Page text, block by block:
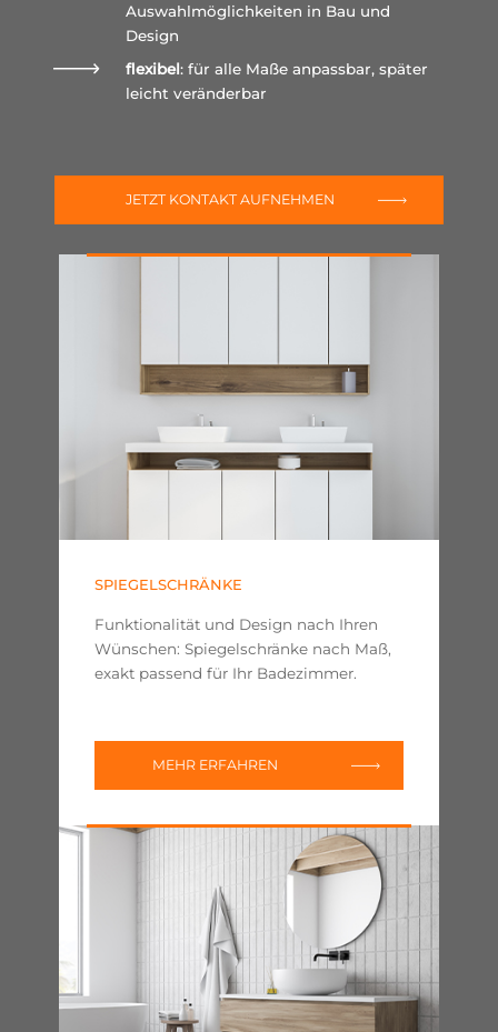
Auswahlmöglichkeiten in Bau und
Design
flexibel: für alle Maße anpassbar, später
leicht veränderbar
JETZT KONTAKT AUFNEHMEN
SPIEGELSCHRÄNKE
Funktionalität und Design nach Ihren
Wünschen: Spiegelschränke nach Maß,
exakt passend für Ihr Badezimmer.
MEHR ERFAHREN